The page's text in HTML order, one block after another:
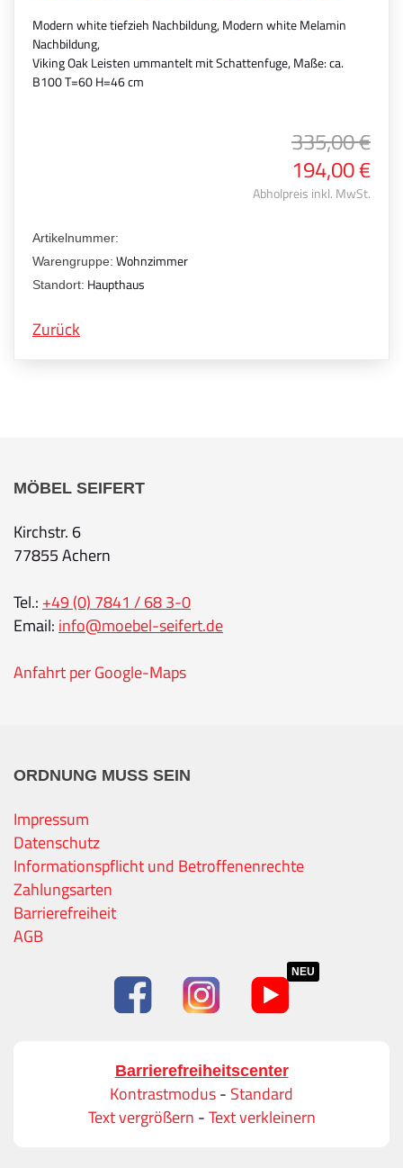
Modern white tiefzieh Nachbildung, Modern white Melamin
Nachbildung,
Viking Oak Leisten ummantelt mit Schattenfuge, Maße: ca.
B100 T=60 H=46 cm
335,00 €
194,00 €
Abholpreis inkl. MwSt.
Artikelnummer:
Warengruppe: Wohnzimmer
Standort: Haupthaus
Zurück
MÖBEL SEIFERT
Kirchstr. 6
77855 Achern
Tel.: +49 (0) 7841 / 68 3-0
Email: info@moebel-seifert.de
Anfahrt per Google-Maps
ORDNUNG MUSS SEIN
Impressum
Datenschutz
Informationspflicht und Betroffenenrechte
Zahlungsarten
Barrierefreiheit
AGB
NEU
Barrierefreiheitscenter
Kontrastmodus- Standard
Text vergrößern -Text verkleinern